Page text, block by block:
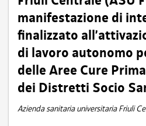
manifestazione di
finalizzato
di lavoro autonomo
delle Aree Cure
dei Distretti Socio
Azienda sanitaria universitaria Friuli